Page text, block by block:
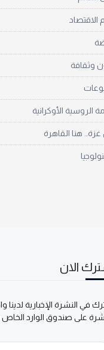
الاقتصاد
وثقافة
الروسية الأوكرانية
هنا القاهرة
الان
في النشرة الإخبارية لدينا
على صندوق الوارد الخاص